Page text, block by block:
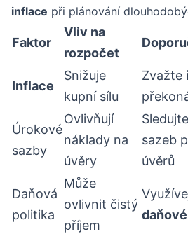
inflace při plánování
Faktor
Vliv na
rozpočet
Inflace
Snižuje
kupní sílu
Zvažte
Úrokové
sazby
Ovlivňují
náklady na
úvěry
sazeb
úvěrů
Daňová
politika
Může
ovlivnit čistý
příjem